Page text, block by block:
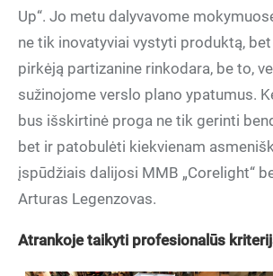
Up“. Jo metu dalyvavome
ne tik inovatyviai vystyti produktą,
pirkėją partizanine rinkodara, be to,
sužinojome verslo plano ypatumus.
bus išskirtinė proga ne tik gerinti
bet ir patobulėti kiekvienam
įspūdžiais dalijosi MMB „Corelight“
Arturas Legenzovas.
Atrankoje taikyti profesionalūs